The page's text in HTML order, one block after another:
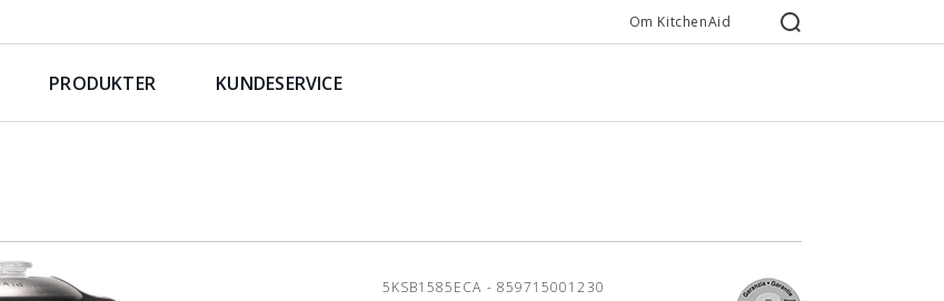
Om KitchenAid
PRODUKTER KUNDESERVICE
5KSB1585ECA - 859715001230